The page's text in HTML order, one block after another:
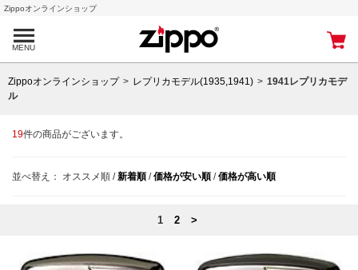
Zippoオンラインショップ
MENU
Zippoオンラインショップ レプリカモデル(1935,1941)
1941レプリカモデ
ル
19件の商品がございます。
並べ替え： オススメ順 /新着順 /価格が安い順 /価格が高い順
1 2 >